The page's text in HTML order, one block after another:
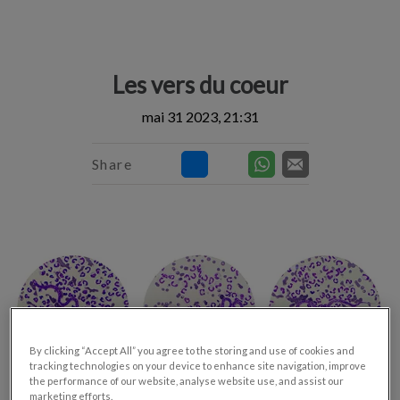
Les vers du coeur
mai 31 2023, 21:31
Share
By clicking “Accept All” you agree to the storing and use of cookies and
tracking technologies on your device to enhance site navigation, improve
the performance of our website, analyse website use, and assist our
marketing efforts.